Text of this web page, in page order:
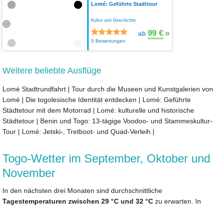
Lomé: Geführte Stadttour
Kultur und Geschichte
5 Bewertungen
ab 99 € »
Weitere beliebte Ausflüge
Lomé Stadtrundfahrt | Tour durch die Museen und Kunstgalerien von
Lomé | Die togolesische Identität entdecken | Lomé: Geführte
Städtetour mit dem Motorrad | Lomé: kulturelle und historische
Städtetour | Benin und Togo: 13-tägige Voodoo- und Stammeskultur-
Tour | Lomé: Jetski-, Tretboot- und Quad-Verleih |
Togo-Wetter im September, Oktober und
November
In den nächsten drei Monaten sind durchschnittliche
Tagestemperaturen zwischen 29 °C und 32 °C zu erwarten. In